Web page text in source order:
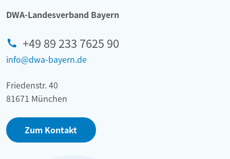
DWA-Landesverband Bayern
+49 89 233 7625 90
info@dwa-bayern.de
Friedenstr. 40
81671 München
Zum Kontakt